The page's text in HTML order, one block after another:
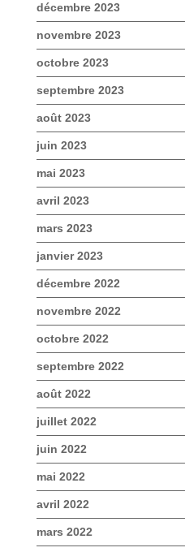
décembre 2023
novembre 2023
octobre 2023
septembre 2023
août 2023
juin 2023
mai 2023
avril 2023
mars 2023
janvier 2023
décembre 2022
novembre 2022
octobre 2022
septembre 2022
août 2022
juillet 2022
juin 2022
mai 2022
avril 2022
mars 2022